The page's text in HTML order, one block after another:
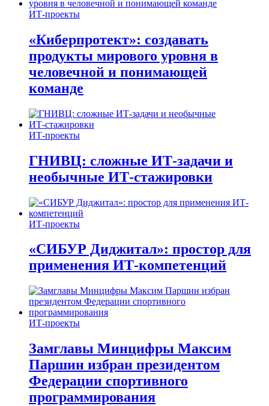
ИТ-проекты
«Киберпротект»: создавать
продукты мирового уровня в
человечной и понимающей
команде
ИТ-проекты
ГНИВЦ: сложные ИТ‑задачи и
необычные ИТ‑стажировки
ИТ-проекты
«СИБУР Диджитал»: простор для
применения ИТ-компетенций
ИТ-проекты
Замглавы Минцифры Максим
Паршин избран президентом
Федерации спортивного
программирования